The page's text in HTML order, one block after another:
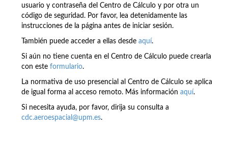
usuario y contraseña del Centro de Cálculo y por otra un
código de seguridad. Por favor, lea detenidamente las
instrucciones de la página antes de iniciar sesión.
También puede acceder a ellas desde aquí.
Si aún no tiene cuenta en el Centro de Cálculo puede crearla
con este formulario.
La normativa de uso presencial al Centro de Cálculo se aplica
de igual forma al acceso remoto. Más información aquí.
Si necesita ayuda, por favor, dirija su consulta a
cdc.aeroespacial@upm.es.